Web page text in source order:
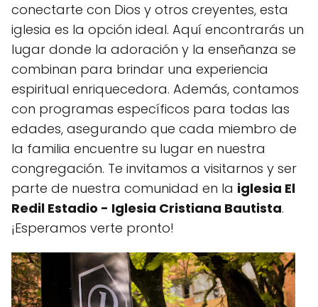
conectarte con Dios y otros creyentes, esta
iglesia es la opción ideal. Aquí encontrarás un
lugar donde la adoración y la enseñanza se
combinan para brindar una experiencia
espiritual enriquecedora. Además, contamos
con programas específicos para todas las
edades, asegurando que cada miembro de
la familia encuentre su lugar en nuestra
congregación. Te invitamos a visitarnos y ser
parte de nuestra comunidad en la iglesia El
Redil Estadio - Iglesia Cristiana Bautista.
¡Esperamos verte pronto!